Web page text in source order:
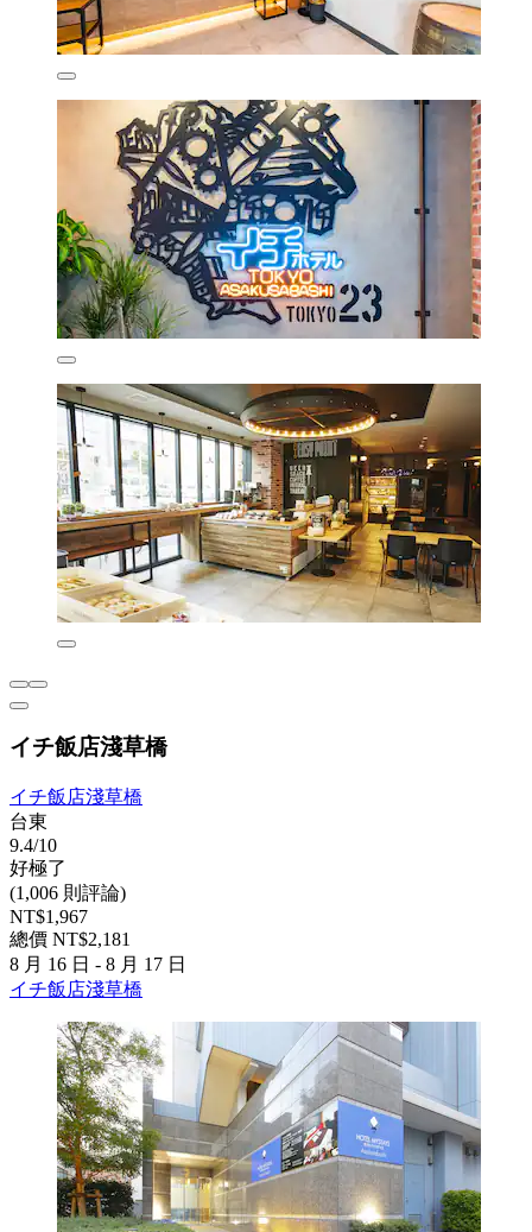
イチ飯店淺草橋
イチ飯店淺草橋
台東
9.4/10
好極了
(1,006 則評論)
NT$1,967
總價 NT$2,181
8 月 16 日 - 8 月 17 日
イチ飯店淺草橋